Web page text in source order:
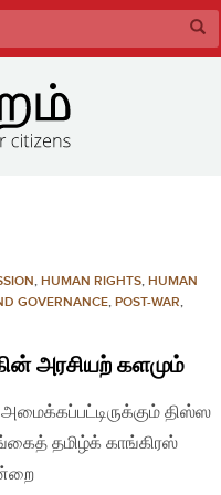
, HUMAN RIGHTS, HUMAN
GOVERNANCE, POST-WAR,
அரசியற் களமும்
அமைக்கப்பட்டிருக்கும் திஸ்ஸ
தமிழ்க் காங்கிரஸ்